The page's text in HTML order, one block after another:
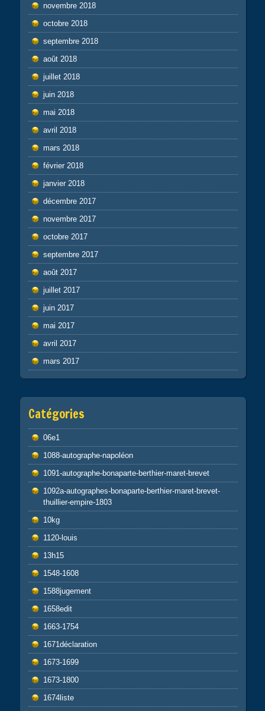
novembre 2018
octobre 2018
septembre 2018
août 2018
juillet 2018
juin 2018
mai 2018
avril 2018
mars 2018
février 2018
janvier 2018
décembre 2017
novembre 2017
octobre 2017
septembre 2017
août 2017
juillet 2017
juin 2017
mai 2017
avril 2017
mars 2017
Catégories
06e1
1088-autographe-napoléon
1091-autographe-bonaparte-berthier-maret-brevet
1092a-autographes-bonaparte-berthier-maret-brevet-
thuillier-empire-1803
10kg
1120-louis
13h15
1548-1608
1588jugement
1658edit
1663-1754
1671déclaration
1673-1699
1673-1800
1674liste